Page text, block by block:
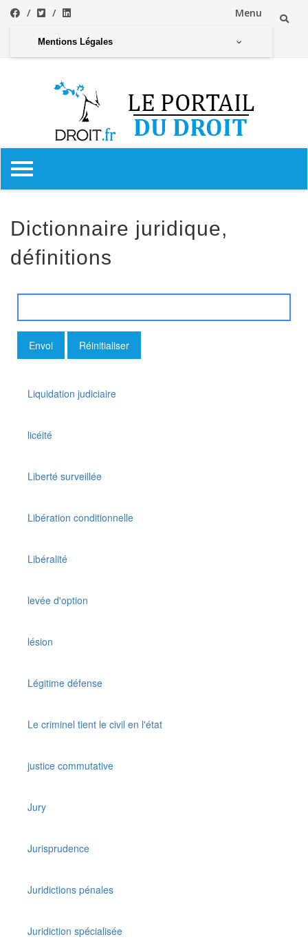
Menu
Mentions Légales
Dictionnaire juridique,
définitions
Liquidation judiciaire
licéité
Liberté surveillée
Libération conditionnelle
Libéralité
levée d'option
lésion
Légitime défense
Le criminel tient le civil en l'état
justice commutative
Jury
Jurisprudence
Juridictions pénales
Juridiction spécialisée